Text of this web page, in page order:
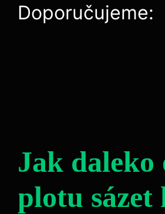
Doporučujeme:
Jak daleko
plotu sázet